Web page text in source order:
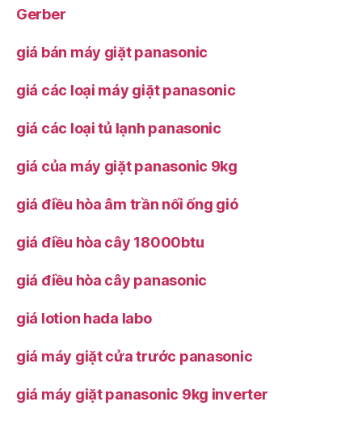
Gerber
giá bán máy giặt panasonic
giá các loại máy giặt panasonic
giá các loại tủ lạnh panasonic
giá của máy giặt panasonic 9kg
giá điều hòa âm trần nối ống gió
giá điều hòa cây 18000btu
giá điều hòa cây panasonic
giá lotion hada labo
giá máy giặt cửa trước panasonic
giá máy giặt panasonic 9kg inverter